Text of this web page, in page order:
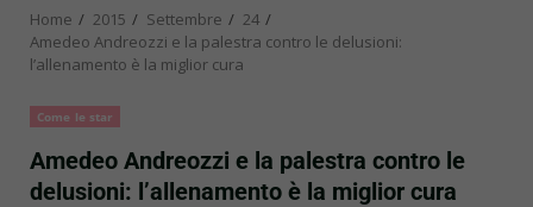
Home 2015 Settembre
24
Amedeo Andreozzi e la palestra contro le delusioni:
l’allenamento è la miglior cura
Come le star
Amedeo Andreozzi e la palestra contro le
delusioni: l’allenamento è la miglior cura